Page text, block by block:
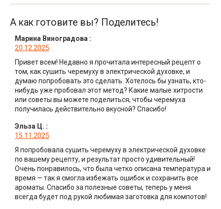
А как готовите вы? Поделитесь!
Марина Виноградова :
20.12.2025
Привет всем! Недавно я прочитала интересный рецепт о
том, как сушить черемуху в электрической духовке, и
думаю попробовать это сделать. Хотелось бы узнать, кто-
нибудь уже пробовал этот метод? Какие малые хитрости
или советы вы можете поделиться, чтобы черемуха
получилась действительно вкусной? Спасибо!
Эльза Ц. :
15.11.2025
Я попробовала сушить черемуху в электрической духовке
по вашему рецепту, и результат просто удивительный!
Очень понравилось, что была четко описана температура и
время — так я смогла избежать ошибок и сохранить все
ароматы. Спасибо за полезные советы, теперь у меня
всегда будет под рукой любимая заготовка для компотов!